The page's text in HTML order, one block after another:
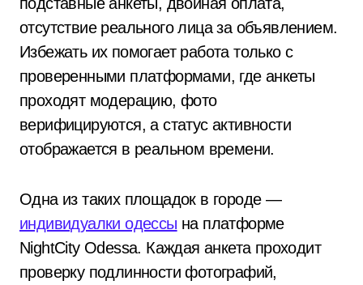
отсутствие реального лица за объявлением.
Избежать их помогает работа только с
проверенными платформами, где анкеты
проходят модерацию, фото
верифицируются, а статус активности
отображается в реальном времени.
Одна из таких площадок в городе —
индивидуалки одессы на платформе
NightCity Odessa. Каждая анкета проходит
проверку подлинности фотографий,